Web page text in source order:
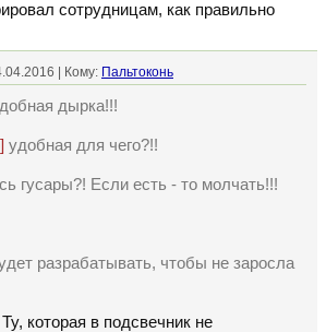
сотрудницам, как правильно
| Кому: Пальтоконь
дырка!!!
удобная для чего?!!
гусары?! Если есть - то молчать!!!
разрабатывать, чтобы не заросла
которая в подсвечник не